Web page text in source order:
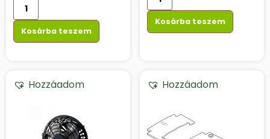
Kosárba teszem
Kosárba teszem
Hozzáadom Hozzáadom